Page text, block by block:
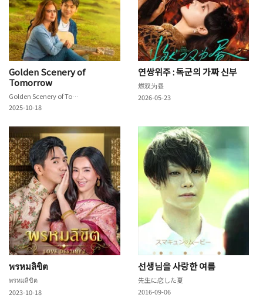
Golden Scenery of
Tomorrow
Golden Scenery of Tomorrow
2025-10-18
연쌍위주 : 독군의 가짜 신부
燃双为昼
2026-05-23
พรหมลิขิต
พรหมลิขิต
2023-10-18
선생님을 사랑한 여름
先生に恋した夏
2016-09-06